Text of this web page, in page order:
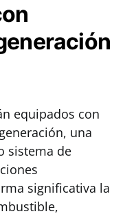
equipados con
una
sistema de
significativa la